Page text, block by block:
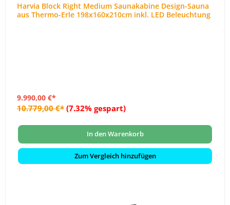
Harvia Block Right Medium Saunakabine Design-Sauna
aus Thermo-Erle 198x160x210cm inkl. LED Beleuchtung
9.990,00 €*
10.779,00 €* (7.32% gespart)
In den Warenkorb
Zum Vergleich hinzufügen